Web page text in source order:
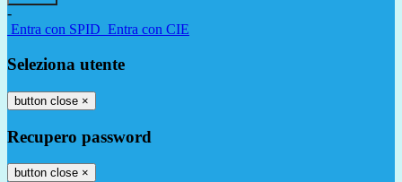
-
Entra con SPID Entra con CIE
Seleziona utente
button close ×
Recupero password
button close ×